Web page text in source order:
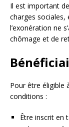
Il est important
charges sociales,
l’exonération ne
chômage et de
Pour être éligible
conditions :
Être inscrit en